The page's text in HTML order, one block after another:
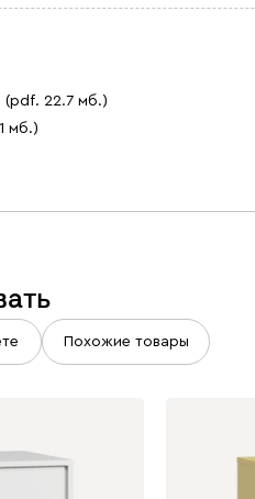
(pdf. 22.7 мб.)
мб.)
Похожие товары